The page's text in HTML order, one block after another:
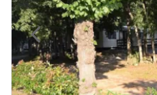
Previous